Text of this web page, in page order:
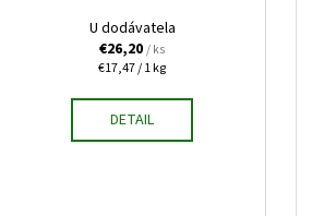
U dodávatela
€26,20/ ks
Jednotková
€17,47 / 1 kg
DETAIL